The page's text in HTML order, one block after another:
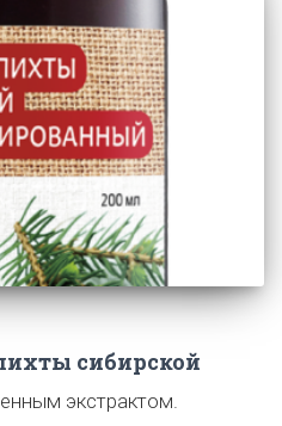
сибирской
экстрактом.